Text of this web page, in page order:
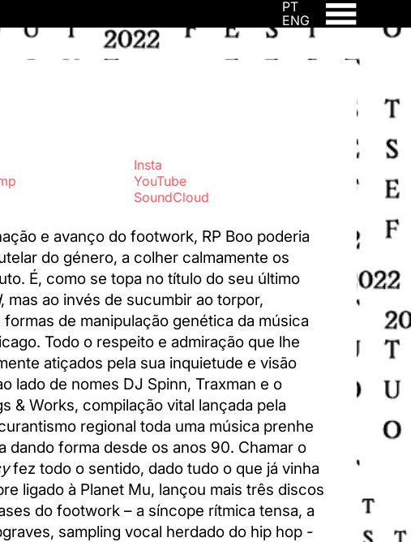
PT
ENG
Insta
YouTube
SoundCloud
e avanço do footwork, RP Boo poderia
do género, a colher calmamente os
É, como se topa no título do seu último
, mas ao invés de sucumbir ao torpor,
de manipulação genética da música
Todo o respeito e admiração que lhe
atiçados pela sua inquietude e visão
lado de nomes DJ Spinn, Traxman e o
& Works, compilação vital lançada pela
regional toda uma música prenhe
dando forma desde os anos 90. Chamar o
fez todo o sentido, dado tudo o que já vinha
ligado à Planet Mu, lançou mais três discos
do footwork – a síncope rítmica tensa, a
sampling vocal herdado do hip hop -